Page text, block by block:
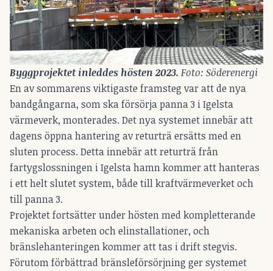
Byggprojektet inleddes hösten 2023. Foto: Söderenergi
En av sommarens viktigaste framsteg var att de nya
bandgångarna, som ska försörja panna 3 i Igelsta
värmeverk, monterades. Det nya systemet innebär att
dagens öppna hantering av returträ ersätts med en
sluten process. Detta innebär att returträ från
fartygslossningen i Igelsta hamn kommer att hanteras
i ett helt slutet system, både till kraftvärmeverket och
till panna 3.
Projektet fortsätter under hösten med kompletterande
mekaniska arbeten och elinstallationer, och
bränslehanteringen kommer att tas i drift stegvis.
Förutom förbättrad bränsleförsörjning ger systemet